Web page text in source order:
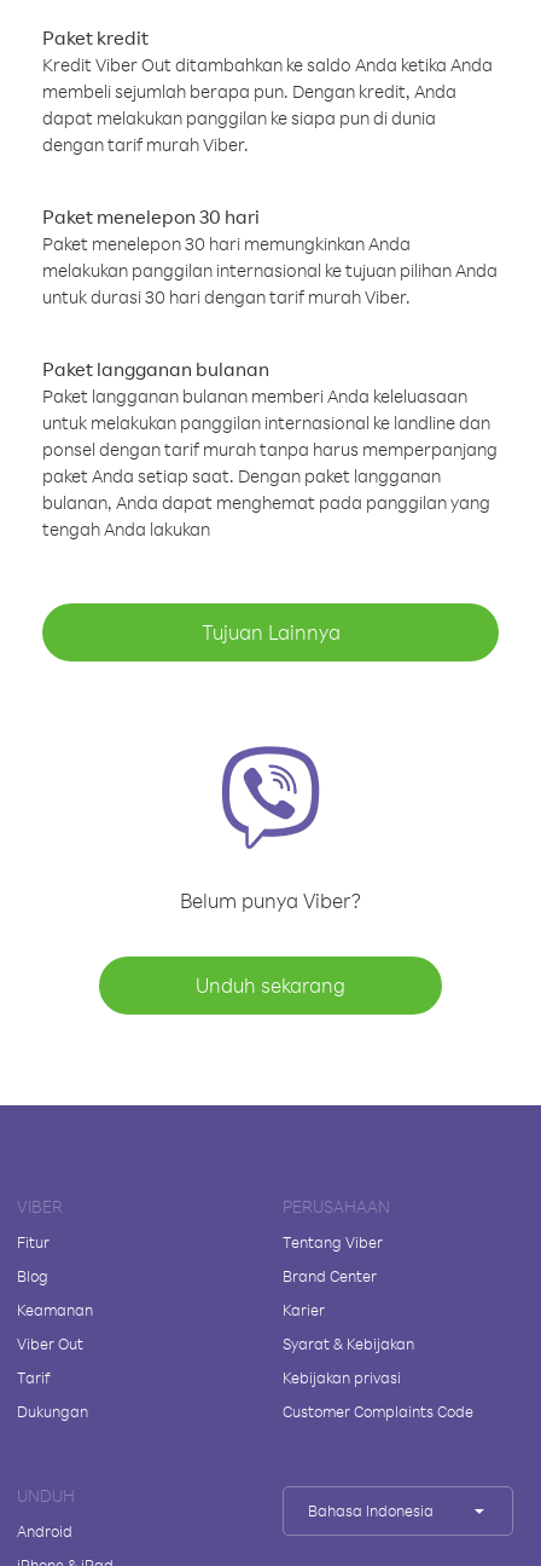
Paket kredit
Kredit Viber Out ditambahkan ke saldo Anda ketika Anda
membeli sejumlah berapa pun. Dengan kredit, Anda
dapat melakukan panggilan ke siapa pun di dunia
dengan tarif murah Viber.
Paket menelepon 30 hari
Paket menelepon 30 hari memungkinkan Anda
melakukan panggilan internasional ke tujuan pilihan Anda
untuk durasi 30 hari dengan tarif murah Viber.
Paket langganan bulanan
Paket langganan bulanan memberi Anda keleluasaan
untuk melakukan panggilan internasional ke landline dan
ponsel dengan tarif murah tanpa harus memperpanjang
paket Anda setiap saat. Dengan paket langganan
bulanan, Anda dapat menghemat pada panggilan yang
tengah Anda lakukan
Tujuan Lainnya
Belum punya Viber?
Unduh sekarang
VIBER
Fitur
Blog
Keamanan
Viber Out
Tarif
Dukungan
PERUSAHAAN
Tentang Viber
Brand Center
Karier
Syarat & Kebijakan
Kebijakan privasi
Customer Complaints Code
UNDUH
Android
Bahasa Indonesia